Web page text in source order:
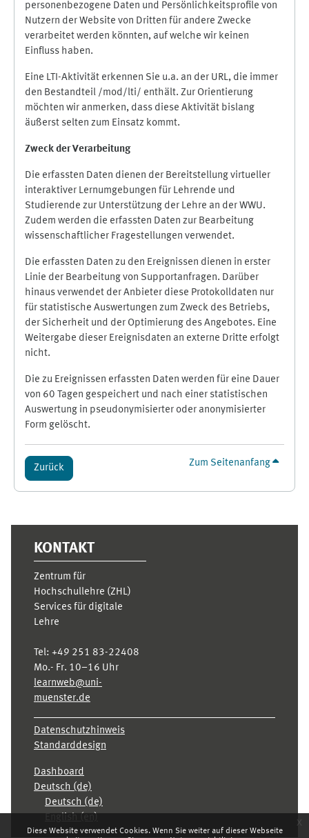
Diese Website verwendet Cookies. Wenn Sie weiter auf dieser Webseite
x
personenbezogene Daten und Persönlichkeitsprofile von
Nutzern der Website von Dritten für andere Zwecke
verarbeitet werden könnten, auf welche wir keinen
Einfluss haben.
Eine LTI-Aktivität erkennen Sie u.a. an der URL, die immer
den Bestandteil /mod/lti/ enthält. Zur Orientierung
möchten wir anmerken, dass diese Aktivität bislang
äußerst selten zum Einsatz kommt.
Zweck der Verarbeitung
Die erfassten Daten dienen der Bereitstellung virtueller
interaktiver Lernumgebungen für Lehrende und
Studierende zur Unterstützung der Lehre an der WWU.
Zudem werden die erfassten Daten zur Bearbeitung
wissenschaftlicher Fragestellungen verwendet.
Die erfassten Daten zu den Ereignissen dienen in erster
Linie der Bearbeitung von Supportanfragen. Darüber
hinaus verwendet der Anbieter diese Protokolldaten nur
für statistische Auswertungen zum Zweck des Betriebs,
der Sicherheit und der Optimierung des Angebotes. Eine
Weitergabe dieser Ereignisdaten an externe Dritte erfolgt
nicht.
Die zu Ereignissen erfassten Daten werden für eine Dauer
von 60 Tagen gespeichert und nach einer statistischen
Auswertung in pseudonymisierter oder anonymisierter
Form gelöscht.
Zurück Zum Seitenanfang
KONTAKT
Zentrum für
Hochschullehre (ZHL)
Services für digitale
Lehre
Tel: +49 251 83-22408
Mo.- Fr. 10–16 Uhr
learnweb@uni-
muenster.de
Datenschutzhinweis
Standarddesign
Dashboard
Deutsch ‎(de)‎
Deutsch ‎(de)‎